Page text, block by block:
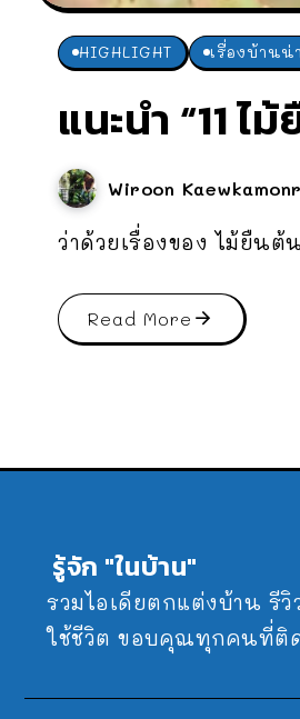
HIGHLIGHT เรื่องบ้านน่
แนะนำ “11
Wiroon
ว่าด้วยเรื่องของ ไม้ยืนต้
Read More
รู้จัก "ในบ้าน"
รวมไอเดียตกแต่งบ้าน รี
ใช้ชีวิต ขอบคุณทุกคนที่ติ